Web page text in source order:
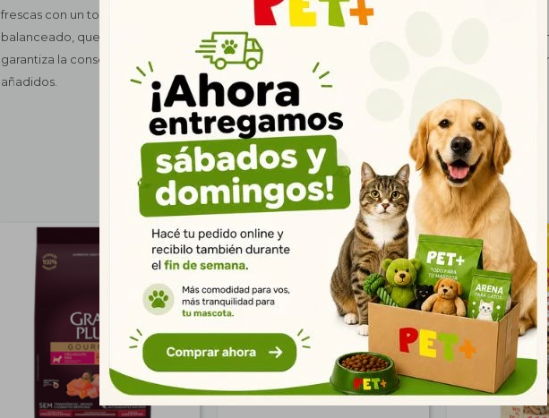
frescas con un toque de vegetales y frutas nobles. El resultado es un alimento grain free,
balanceado, que se destaca por elevar la nutrición de los carnívoros a su más alto nivel. La
garantiza la conservación de este alimento de forma 100% natural y segura, sin conservantes
añadidos.
Productos que te pueden interesar